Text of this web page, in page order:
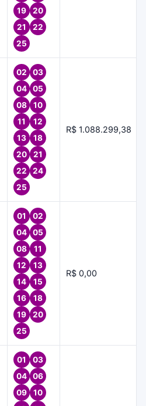
19
20
21
22
25
02
03
04
05
08
10
11
12
13
18
20
21
22
24
25
R$ 1.088.299,38
01
02
04
05
08
11
12
13
14
15
16
18
19
20
25
R$ 0,00
01
03
04
06
09
10